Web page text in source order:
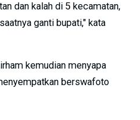
dan kalah di 5 kecamatan,
ganti bupati," kata
kemudian menyapa
berswafoto